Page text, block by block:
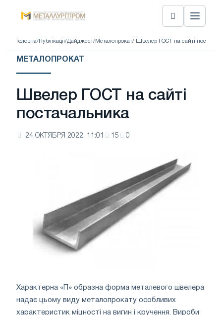
Головна/ Публікації/Дайджест/ Металопрокат/ Швелер ГОСТ на сайті
МЕТАЛОПРОКАТ
Швелер ГОСТ на сайті
постачальника
24 ОКТЯБРЯ 2022, 11:01 15 0
Характерна «П» образна форма металевого швелера
надає цьому виду металопрокату особливих
характеристик міцності на вигин і кручення. Вироби